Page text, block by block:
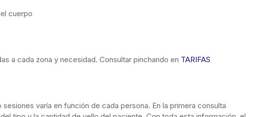
cuerpo
a cada zona y necesidad. Consultar pinchando en TARIFAS
sesiones varía en función de cada persona. En la primera consulta